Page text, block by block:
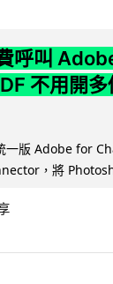
呼叫
不用開
一版 Adobe for
，將